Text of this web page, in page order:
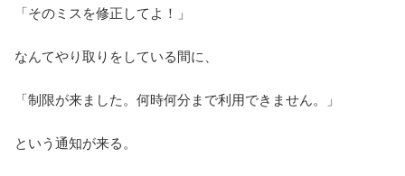
「そのミスを修正してよ！」
なんてやり取りをしている間に、
「制限が来ました。何時何分まで利用できません。」
という通知が来る。